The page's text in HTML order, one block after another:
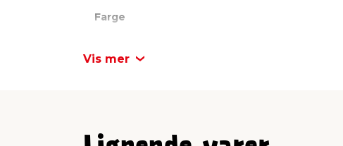
Farge
Vis mer